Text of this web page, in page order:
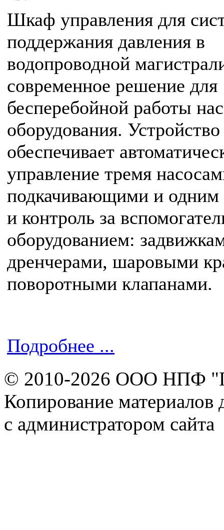
Шкаф управления для
поддержания давления в
водопроводной
современное решение для
бесперебойной работы
оборудования. Устройство
обеспечивает
управление тремя
подкачивающими и
и контроль за
оборудованием:
дренчерами, шаровыми
поворотными клапанами.
Подробнее ...
© 2010-2026 ООО НПФ
Копирование материалов
с администратором сайта